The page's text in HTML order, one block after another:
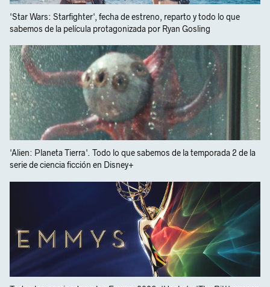
'Star Wars: Starfighter', fecha de estreno, reparto y todo lo que
sabemos de la película protagonizada por Ryan Gosling
'Alien: Planeta Tierra'. Todo lo que sabemos de la temporada 2 de la
serie de ciencia ficción en Disney+